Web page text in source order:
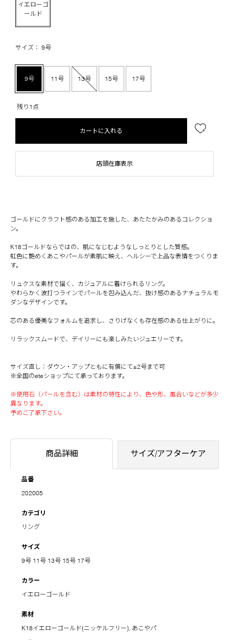
イエローゴ
ールド
サイズ： 9号
9号 11号 13号 15号 17号
残り1点
カートに入れる
店頭在庫表示
ゴールドにクラフト感のある加工を施した、あたたかみのあるコレクショ
ン。
K18ゴールドならではの、肌になじむようなしっとりとした質感。
虹色に艶めくあこやパールが素肌に映え、ヘルシーで上品な表情をつくりま
す。
リュクスな素材で描く、カジュアルに着けられるリング。
やわらかく波打つラインでパールを包み込んだ、抜け感のあるナチュラルモ
ダンなデザインです。
芯のある優美なフォルムを追求し、さりげなくも存在感のある仕上がりに。
リラックスムードで、デイリーにも楽しみたいジュエリーです。
サイズ直し：ダウン・アップともに有償にて±2号まで可
※全国のeteショップにて承っております。
※使用石（パールを含む）は素材の特性により、色や形、風合いなどが多少
異なります。
予めご了承下さい。
商品詳細 サイズ/アフターケア
品番
202005
カテゴリ
リング
サイズ
9号 11号 13号 15号 17号
カラー
イエローゴールド
素材
K18イエローゴールド(ニッケルフリー), あこやパ